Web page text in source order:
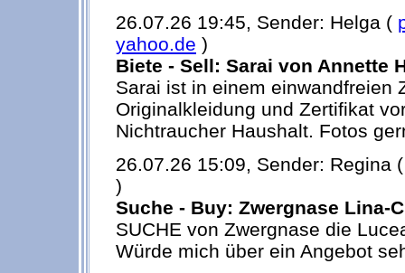
26.07.26 19:45, Sender: Helga (
yahoo.de )
Biete - Sell: Sarai von Annette
Sarai ist in einem einwandfreien
Originalkleidung und Zertifikat
Nichtraucher Haushalt. Fotos
26.07.26 15:09, Sender: Regina
)
Suche - Buy: Zwergnase Lina-
SUCHE von Zwergnase die
Würde mich über ein Angebot